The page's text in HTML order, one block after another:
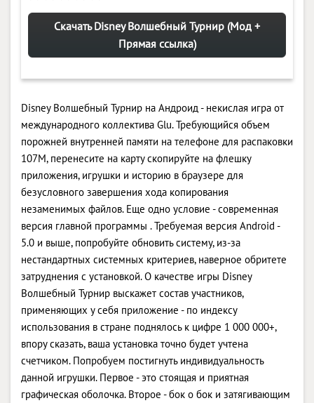
Скачать Disney Волшебный Турнир (Мод +
Прямая ссылка)
Disney Волшебный Турнир на Андроид - некислая игра от
международного коллектива Glu. Требующийся объем
порожней внутренней памяти на телефоне для распаковки
107M, перенесите на карту скопируйте на флешку
приложения, игрушки и историю в браузере для
безусловного завершения хода копирования
незаменимых файлов. Еще одно условие - современная
версия главной программы . Требуемая версия Android -
5.0 и выше, попробуйте обновить систему, из-за
нестандартных системных критериев, наверное обритете
затруднения с установкой. О качестве игры Disney
Волшебный Турнир выскажет состав участников,
применяющих у себя приложение - по индексу
использования в стране поднялось к цифре 1 000 000+,
впору сказать, ваша установка точно будет учтена
счетчиком. Попробуем постигнуть индивидуальность
данной игрушки. Первое - это стоящая и приятная
графическая оболочка. Второе - бок о бок и затягивающим